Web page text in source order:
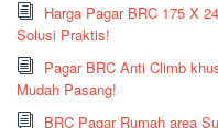
Harga Pagar BRC 175 X
Solusi Praktis!
Pagar BRC Anti Climb
Mudah Pasang!
BRC Pagar Rumah area